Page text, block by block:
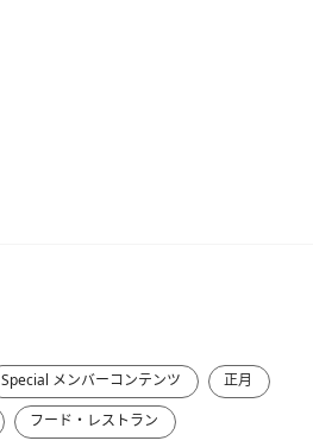
Special メンバーコンテンツ
正月
フード・レストラン